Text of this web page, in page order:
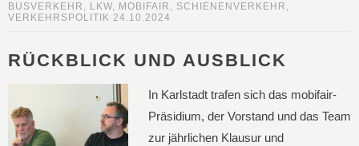
BUSVERKEHR , LKW, MOBIFAIR , SCHIENENVERKEHR ,
VERKEHRSPOLITIK 24.10.2024
RÜCKBLICK UND AUSBLICK
In Karlstadt trafen sich das mobifair-
Präsidium, der Vorstand und das Team
zur jährlichen Klausur und